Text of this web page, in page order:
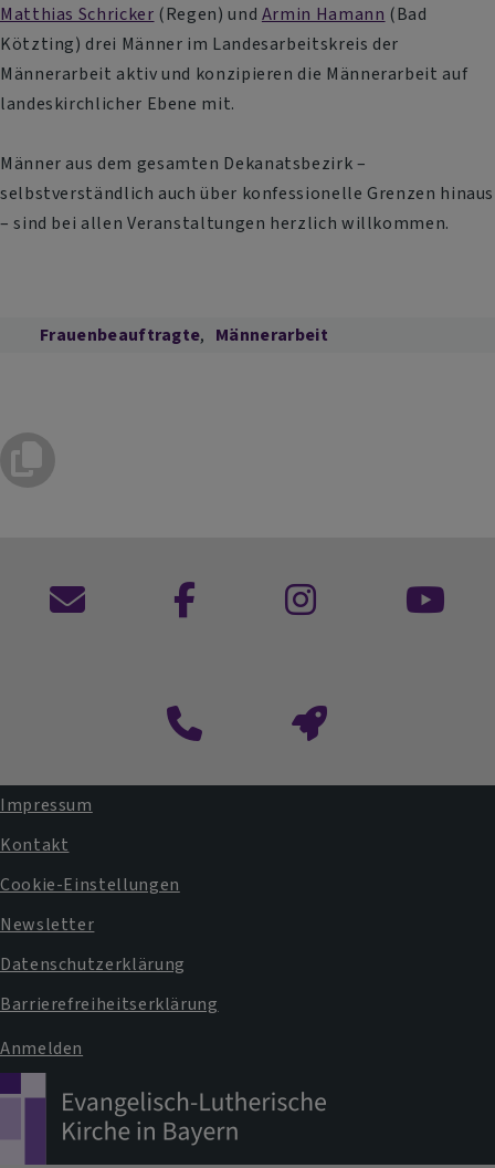
Matthias Schricker (Regen) und Armin Hamann (Bad
Kötzting) drei Männer im Landesarbeitskreis der
Männerarbeit aktiv und konzipieren die Männerarbeit auf
landeskirchlicher Ebene mit.
Männer aus dem gesamten Dekanatsbezirk –
selbstverständlich auch über konfessionelle Grenzen hinaus
– sind bei allen Veranstaltungen herzlich willkommen.
Frauenbeauftragte Männerarbeit
Kontaktformular
Fußbereichsmenü
Impressum
Kontakt
Cookie-Einstellungen
Newsletter
Datenschutzerklärung
Barrierefreiheitserklärung
Benutzermenü
Anmelden